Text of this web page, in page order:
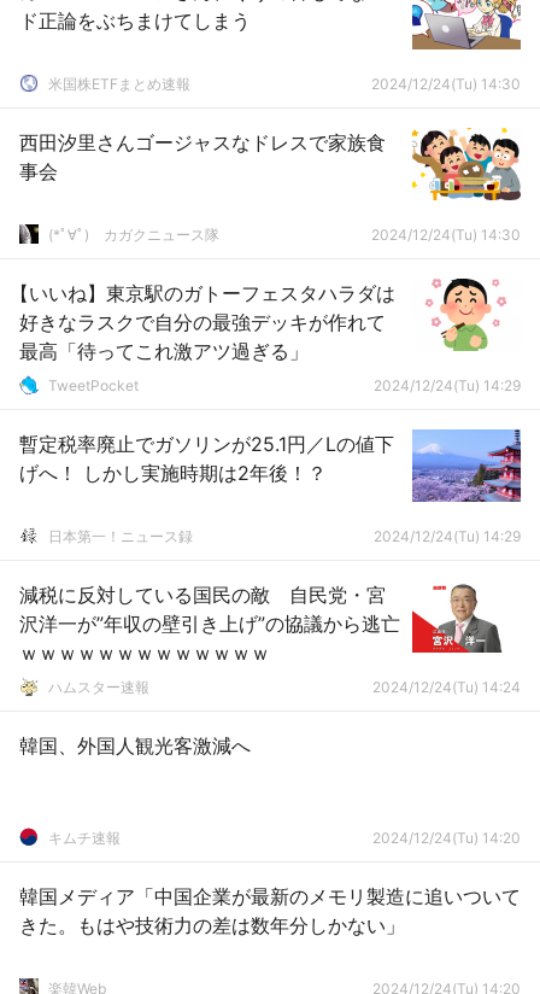
ド正論をぶちまけてしまう
米国株ETFまとめ速報 2024/12/24(Tu) 14:30
西田汐里さんゴージャスなドレスで家族食
事会
(*ﾟ∀ﾟ)ゞカガクニュース隊 2024/12/24(Tu) 14:30
【いいね】東京駅のガトーフェスタハラダは
好きなラスクで自分の最強デッキが作れて
最高「待ってこれ激アツ過ぎる」
TweetPocket 2024/12/24(Tu) 14:29
暫定税率廃止でガソリンが25.1円／Lの値下
げへ！ しかし実施時期は2年後！？
日本第一！ニュース録 2024/12/24(Tu) 14:29
減税に反対している国民の敵 自民党・宮
沢洋一が”年収の壁引き上げ”の協議から逃亡
ｗｗｗｗｗｗｗｗｗｗｗｗｗ
ハムスター速報 2024/12/24(Tu) 14:24
韓国、外国人観光客激減へ
キムチ速報 2024/12/24(Tu) 14:20
韓国メディア「中国企業が最新のメモリ製造に追いついて
きた。もはや技術力の差は数年分しかない」
楽韓Web 2024/12/24(Tu) 14:20